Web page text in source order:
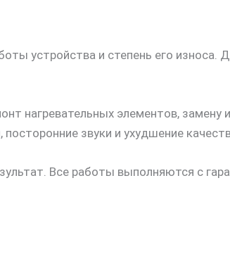
устройства и степень его износа.
нагревательных элементов, замену
звуки и ухудшение
Все работы выполняются с